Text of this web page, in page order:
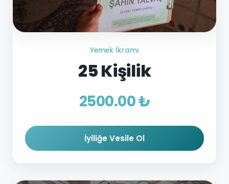
Yemek İkramı
25 Kişilik
2500.00 ₺
İyiliğe Vesile Ol